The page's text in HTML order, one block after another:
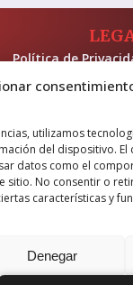
utilizamos
del dispositivo.
datos como el
sitio. No consentir o
características y
Denegar
Política de
Política de
financiado